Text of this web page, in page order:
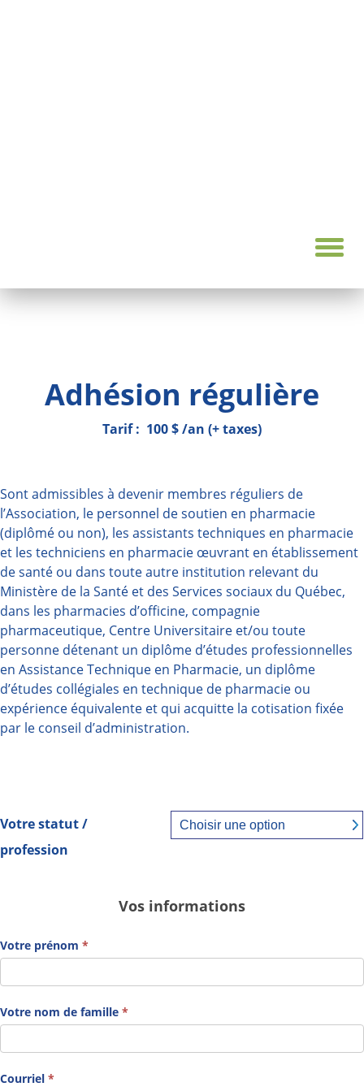
Adhésion régulière
Tarif : 100 $ /an (+ taxes)
Sont admissibles à devenir membres réguliers de
l’Association, le personnel de soutien en pharmacie
(diplômé ou non), les assistants techniques en pharmacie
et les techniciens en pharmacie œuvrant en établissement
de santé ou dans toute autre institution relevant du
Ministère de la Santé et des Services sociaux du Québec,
dans les pharmacies d’officine, compagnie
pharmaceutique, Centre Universitaire et/ou toute
personne détenant un diplôme d’études professionnelles
en Assistance Technique en Pharmacie, un diplôme
d’études collégiales en technique de pharmacie ou
expérience équivalente et qui acquitte la cotisation fixée
par le conseil d’administration.
Votre statut /
profession
Vos informations
Votre prénom *
Votre nom de famille *
Courriel *